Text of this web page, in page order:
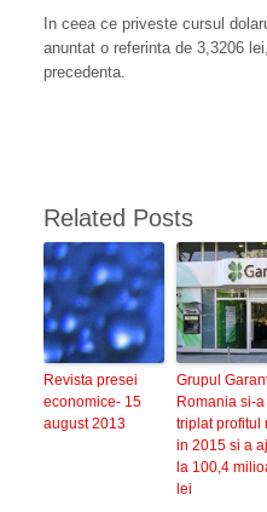
In ceea ce priveste cursul
anuntat o referinta de 3,3206
precedenta.
Related Posts
Revista presei
economice- 15
august 2013
Grupul
Romania si-a
triplat profitul
in 2015 si a
la 100,4
lei